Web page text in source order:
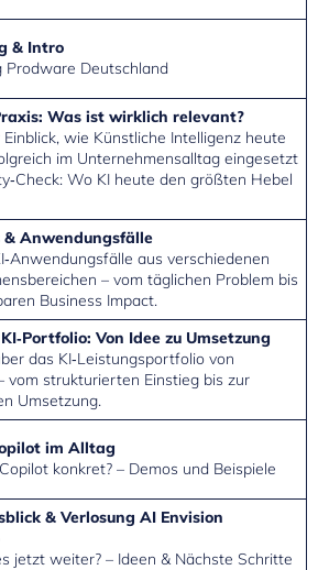
& Intro
Prodware Deutschland
Was ist wirklich relevant?
wie Künstliche Intelligenz heute
im Unternehmensalltag eingesetzt
Wo KI heute den größten Hebel
& Anwendungsfälle
aus verschiedenen
– vom täglichen Problem bis
Business Impact.
Von Idee zu Umsetzung
das KI‑Leistungsportfolio von
vom strukturierten Einstieg bis zur
Umsetzung.
im Alltag
konkret? – Demos und Beispiele
& Verlosung AI Envision
jetzt weiter? – Ideen & Nächste Schritte